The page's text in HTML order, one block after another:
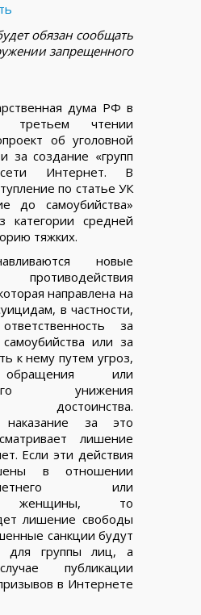
обязан сообщать
запрещенного
дума РФ в
третьем чтении
об уголовной
за создание «групп
Интернет. В
по статье УК
до самоубийства»
категории средней
тяжких.
новые
направлена на
в частности,
за
или за
к нему путем угроз,
или
унижения
достоинства.
наказание за это
лишение
Если эти действия
в отношении
или
женщины, то
лишение свободы
санкции будут
для группы лиц, а
публикации
в Интернете